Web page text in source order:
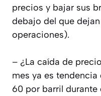
precios y bajar sus
debajo del que
operaciones).
– ¿La caída de
mes ya es
60 por barril durante